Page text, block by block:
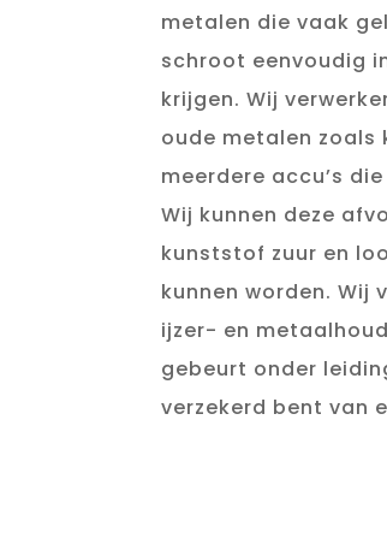
metalen die vaak
schroot eenvoudig
krijgen. Wij
oude metalen zoals
meerdere accu’s
Wij kunnen deze
kunststof zuur en
kunnen worden. Wij
ijzer- en
gebeurt onder
verzekerd bent van